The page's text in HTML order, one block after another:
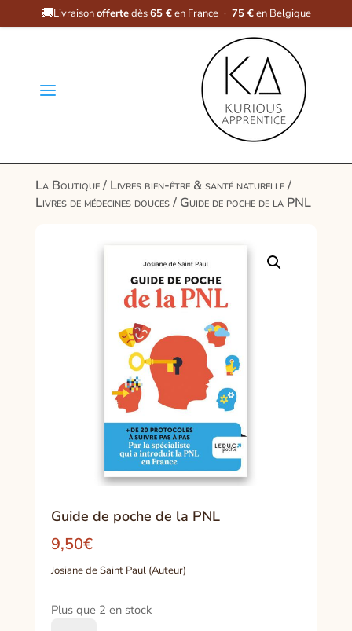
🚚Livraisonoffertedès65 €en France · 75 €en Belgique
a
La Boutique/ Livres bien-être & santé naturelle/
Livres de médecines douces/ Guide de poche de la PNL
Guide de poche de la PNL
9,50€
Josiane de Saint Paul (Auteur)
Plus que 2 en stock